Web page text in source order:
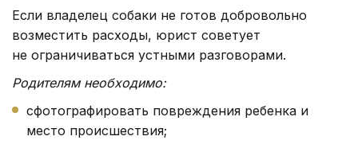
Если владелец собаки не готов добровольно
возместить расходы, юрист советует
не ограничиваться устными разговорами.
Родителям необходимо:
сфотографировать повреждения ребенка и
место происшествия;